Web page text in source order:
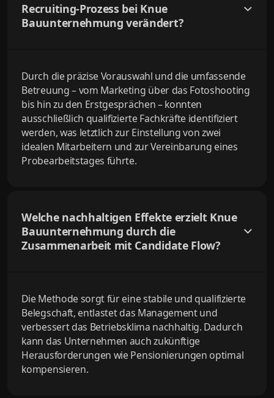
Recruiting-Prozess bei Knue
Bauunternehmung verändert?
Durch die präzise Vorauswahl und die umfassende
Betreuung – vom Marketing über das Fotoshooting
bis hin zu den Erstgesprächen – konnten
ausschließlich qualifizierte Fachkräfte identifiziert
werden, was letztlich zur Einstellung von zwei
idealen Mitarbeitern und zur Vereinbarung eines
Probearbeitstages führte.
Welche nachhaltigen Effekte erzielt Knue
Bauunternehmung durch die
Zusammenarbeit mit Candidate Flow?
Die Methode sorgt für eine stabile und qualifizierte
Belegschaft, entlastet das Management und
verbessert das Betriebsklima nachhaltig. Dadurch
kann das Unternehmen auch zukünftige
Herausforderungen wie Pensionierungen optimal
kompensieren.